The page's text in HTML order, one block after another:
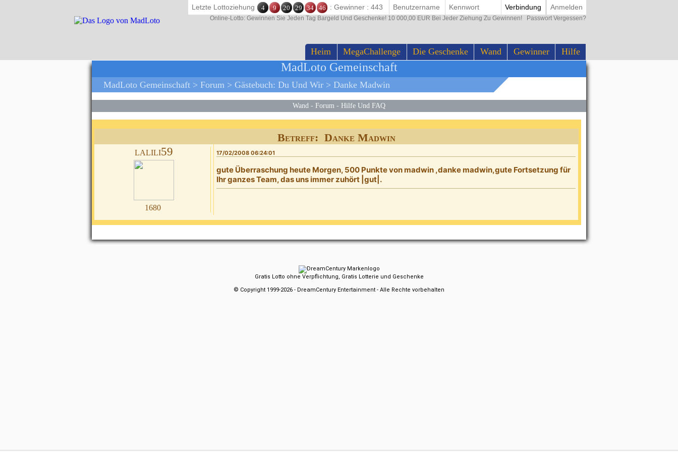
Heim MegaChallenge Die Geschenke Wand Gewinner Hilfe
Letzte Lottoziehung 4 9 20 29 34 46 : Gewinner : 443 Verbindung Anmelden
Online-Lotto: Gewinnen Sie Jeden Tag Bargeld Und Geschenke! 10 000,00 EUR Bei Jeder Ziehung Zu Gewinnen! Passwort Vergessen?
MadLoto Gemeinschaft
MadLoto Gemeinschaft > Forum > Gästebuch: Du Und Wir > Danke Madwin
Wand - Forum - Hilfe Und FAQ
Betreff: Danke Madwin
lalili59
1680
17/02/2008 06:24:01
gute Überraschung heute Morgen, 500 Punkte von madwin ,danke madwin,gute Fortsetzung für
Ihr ganzes Team, das uns immer zuhört |gut|.
Gratis Lotto ohne Verpflichtung, Gratis Lotterie und Geschenke
© Copyright 1999-2026 - DreamCentury Entertainment - Alle Rechte vorbehalten